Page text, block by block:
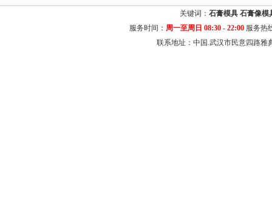
关键词： 石膏模具 石膏像模
服务时间： 周一至周日 08:30 - 22:00服务热
联系地址：中国.武汉市民意四路雅